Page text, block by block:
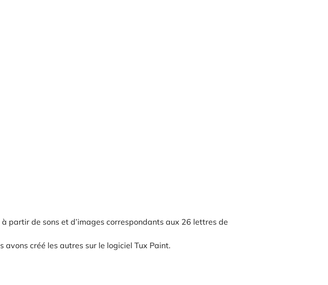
partir de sons et d’images correspondants aux 26 lettres de
créé les autres sur le logiciel Tux Paint.